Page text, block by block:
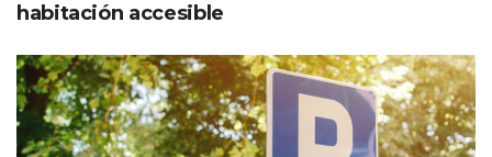
habitación accesible